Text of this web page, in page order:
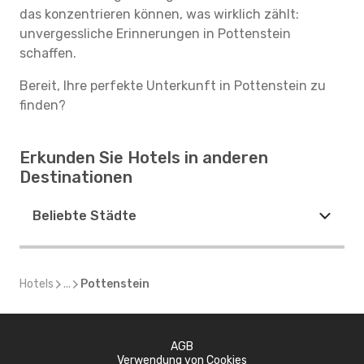
das konzentrieren können, was wirklich zählt:
unvergessliche Erinnerungen in Pottenstein
schaffen.
Bereit, Ihre perfekte Unterkunft in Pottenstein zu
finden?
Erkunden Sie Hotels in anderen
Destinationen
Beliebte Städte
Hotels ... Pottenstein
AGB
Verwendung von Cookies